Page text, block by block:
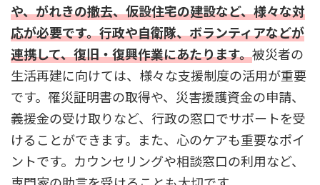
や、がれきの撤去、仮設住宅の建設など、様々な対
応が必要です。行政や自衛隊、ボランティアなどが
連携して、復旧・復興作業にあたります。被災者の
生活再建に向けては、様々な支援制度の活用が重要
です。罹災証明書の取得や、災害援護資金の申請、
義援金の受け取りなど、行政の窓口でサポートを受
けることができます。また、心のケアも重要なポイ
ントです。カウンセリングや相談窓口の利用など、